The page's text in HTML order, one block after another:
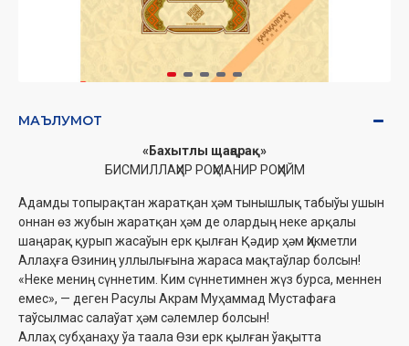
МАЪЛУМОТ
«Бахытлы щаңарақ»
БИСМИЛЛАҲИР РОҲМАНИР РОҲИЙМ
Адамды топырақтан жаратқан ҳәм тынышлық табыўы ушын
оннан өз жубын жаратқан ҳәм де олардың неке арқалы
шаңарақ қурып жасаўын ерк қылған Қәдир ҳәм Ҳикметли
Аллаҳға Өзиниң уллылығына жараса мақтаўлар болсын!
«Неке мениң сүннетим. Ким сүннетимнен жүз бурса, меннен
емес», — деген Расулы Акрам Муҳаммад Мустафаға
таўсылмас салаўат ҳәм сәлемлер болсын!
Аллаҳ субҳанаҳу ўа таала Өзи ерк қылған ўақытта